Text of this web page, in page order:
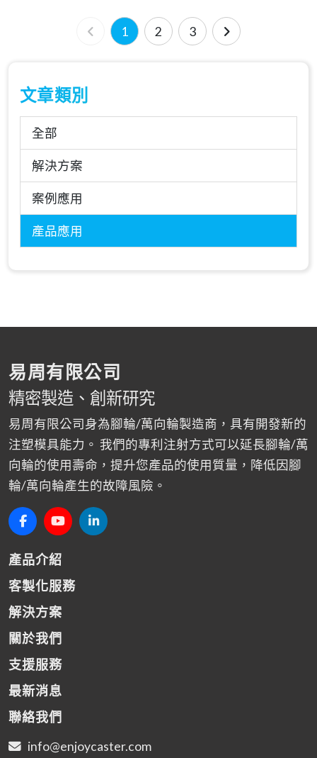
1 2 3
文章類別
全部
解決方案
案例應用
產品應用
易周有限公司
精密製造、創新研究
易周有限公司身為腳輪/萬向輪製造商，具有開發新的
注塑模具能力。 我們的專利注射方式可以延長腳輪/萬
向輪的使用壽命，提升您產品的使用質量，降低因腳
輪/萬向輪產生的故障風險。
產品介紹
客製化服務
解決方案
關於我們
支援服務
最新消息
聯絡我們
info@enjoycaster.com